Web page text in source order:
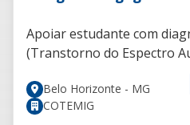
Apoiar estudante com
(Transtorno do Espectro
atividades e compreensão dos
estratégias e ferramentas
Belo Horizonte - MG
COTEMIG